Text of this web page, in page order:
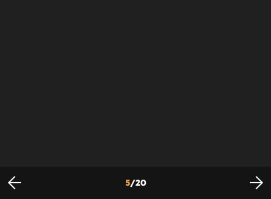
5/20